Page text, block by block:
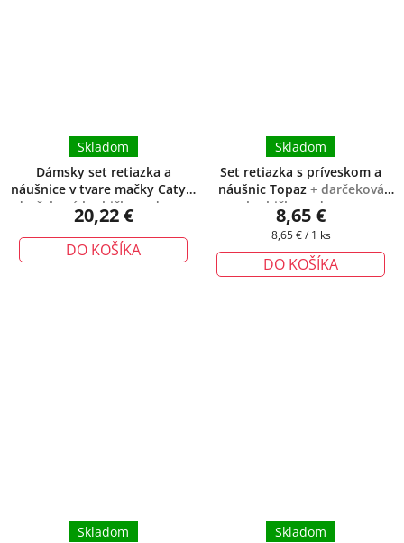
Dámsky set retiazka a
náušnice v tvare mačky Caty+
darčeková krabička zadarmo
Skladom
20,22 €
DO KOŠÍKA
Set retiazka s príveskom a
náušnic Topaz + darčeková
krabička zadarmo
Skladom
8,65 €
Jednotková
cena:
8,65 € / 1 ks
DO KOŠÍKA
Skladom Skladom